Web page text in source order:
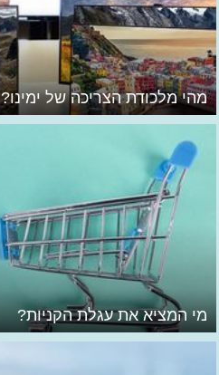
מהי מלכודת הצריכה של ימינו?
מי המציא את עגלת הקניות?